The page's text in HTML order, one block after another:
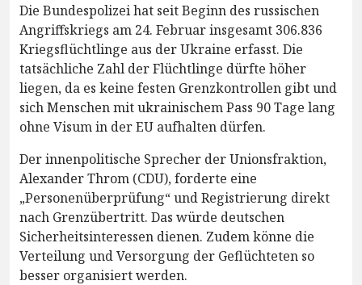
Die Bundespolizei hat seit Beginn des russischen
Angriffskriegs am 24. Februar insgesamt 306.836
Kriegsflüchtlinge aus der Ukraine erfasst. Die
tatsächliche Zahl der Flüchtlinge dürfte höher
liegen, da es keine festen Grenzkontrollen gibt und
sich Menschen mit ukrainischem Pass 90 Tage lang
ohne Visum in der EU aufhalten dürfen.
Der innenpolitische Sprecher der Unionsfraktion,
Alexander Throm (CDU), forderte eine
„Personenüberprüfung“ und Registrierung direkt
nach Grenzübertritt. Das würde deutschen
Sicherheitsinteressen dienen. Zudem könne die
Verteilung und Versorgung der Geflüchteten so
besser organisiert werden.